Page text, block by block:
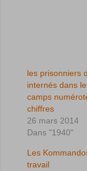
les prisonniers
internés dans
camps
chiffres
26 mars 2014
Dans "1940"
Les
travail